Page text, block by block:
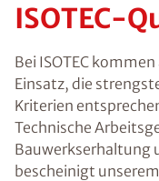
ISOTEC-
Bei ISOTEC
Einsatz, die
Kriterien
Technische
Bauwerkserhaltung
bescheinigt